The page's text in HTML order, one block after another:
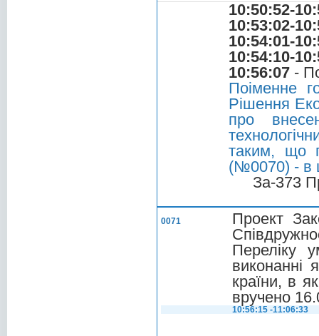
10:50:52-
10:53:02-
10:54:01-
10:54:10-
10:56:07 -
Поіменне
Рішення
про
таким, що
(№0070) - в
За-373
0071
Проект
Переліку
виконанні
країни, в
вручено
10:56:15 -11:06:33